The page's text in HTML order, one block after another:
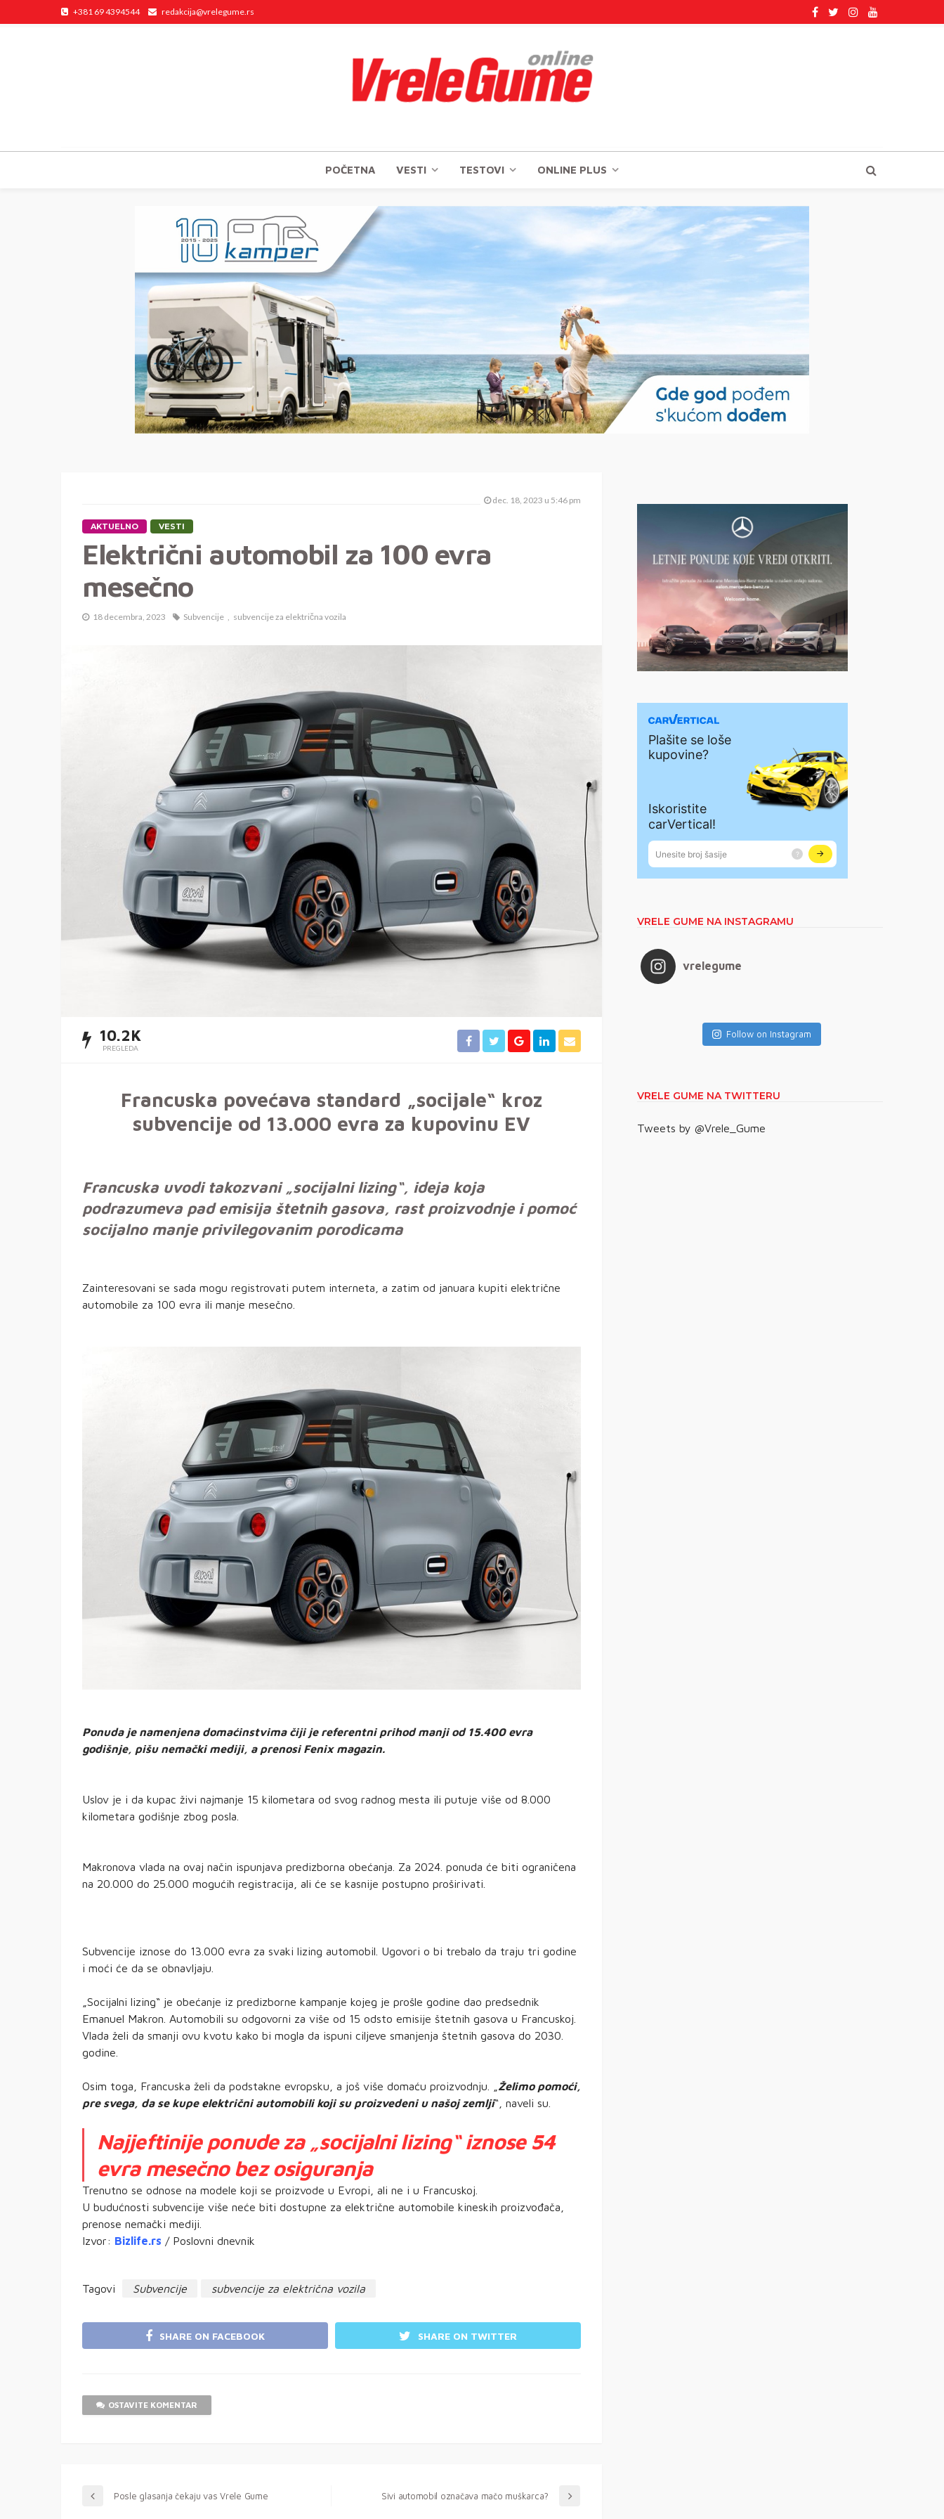
+381 69 4394544 redakcija@vrelegume.rs
POČETNA VESTI TESTOVI ONLINE PLUS
dec. 18, 2023 u 5:46 pm
AKTUELNO VESTI
Električni automobil za 100 evra
mesečno
18 decembra, 2023 Subvencije subvencije za električna vozila
10.2K
PREGLEDA
Francuska povećava standard „socijale“ kroz
subvencije od 13.000 evra za kupovinu EV
Francuska uvodi takozvani „socijalni lizing“, ideja koja
podrazumeva pad emisija štetnih gasova, rast proizvodnje i pomoć
socijalno manje privilegovanim porodicama
Zainteresovani se sada mogu registrovati putem interneta, a zatim od januara kupiti električne
automobile za 100 evra ili manje mesečno.
Ponuda je namenjena domaćinstvima čiji je referentni prihod manji od 15.400 evra
godišnje, pišu nemački mediji, a prenosi Fenix magazin.
Uslov je i da kupac živi najmanje 15 kilometara od svog radnog mesta ili putuje više od 8.000
kilometara godišnje zbog posla.
Makronova vlada na ovaj način ispunjava predizborna obećanja. Za 2024. ponuda će biti ograničena
na 20.000 do 25.000 mogućih registracija, ali će se kasnije postupno proširivati.
Subvencije iznose do 13.000 evra za svaki lizing automobil. Ugovori o bi trebalo da traju tri godine
i moći će da se obnavljaju.
„Socijalni lizing“ je obećanje iz predizborne kampanje kojeg je prošle godine dao predsednik
Emanuel Makron. Automobili su odgovorni za više od 15 odsto emisije štetnih gasova u Francuskoj.
Vlada želi da smanji ovu kvotu kako bi mogla da ispuni ciljeve smanjenja štetnih gasova do 2030.
godine.
Osim toga, Francuska želi da podstakne evropsku, a još više domaću proizvodnju. „ Želimo pomoći,
pre svega, da se kupe električni automobili koji su proizvedeni u našoj zemlji“, naveli su.
Najjeftinije ponude za „socijalni lizing“ iznose 54
evra mesečno bez osiguranja
Trenutno se odnose na modele koji se proizvode u Evropi, ali ne i u Francuskoj.
U budućnosti subvencije više neće biti dostupne za električne automobile kineskih proizvođača,
prenose nemački mediji.
Izvor: Bizlife.rs / Poslovni dnevnik
Tagovi Subvencije subvencije za električna vozila
SHARE ON FACEBOOK SHARE ON TWITTER
OSTAVITE KOMENTAR
Posle glasanja čekaju vas Vrele Gume Sivi automobil označava mačo muškarca?
VRELE GUME NA INSTAGRAMU
vrelegume
Follow on Instagram
VRELE GUME NA TWITTERU
Tweets by @Vrele_Gume